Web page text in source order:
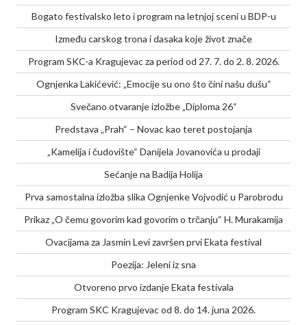
Bogato festivalsko leto i program na letnjoj sceni u BDP-u
Između carskog trona i dasaka koje život znače
Program SKC-a Kragujevac za period od 27. 7. do 2. 8. 2026.
Ognjenka Lakićević: „Emocije su ono što čini našu dušu“
Svečano otvaranje izložbe „Diploma 26“
Predstava „Prah“ – Novac kao teret postojanja
„Kamelija i čudovište“ Danijela Jovanovića u prodaji
Sećanje na Badija Holija
Prva samostalna izložba slika Ognjenke Vojvodić u Parobrodu
Prikaz „O čemu govorim kad govorim o trčanju“ H. Murakamija
Ovacijama za Jasmin Levi završen prvi Ekata festival
Poezija: Jeleni iz sna
Otvoreno prvo izdanje Ekata festivala
Program SKC Kragujevac od 8. do 14. juna 2026.